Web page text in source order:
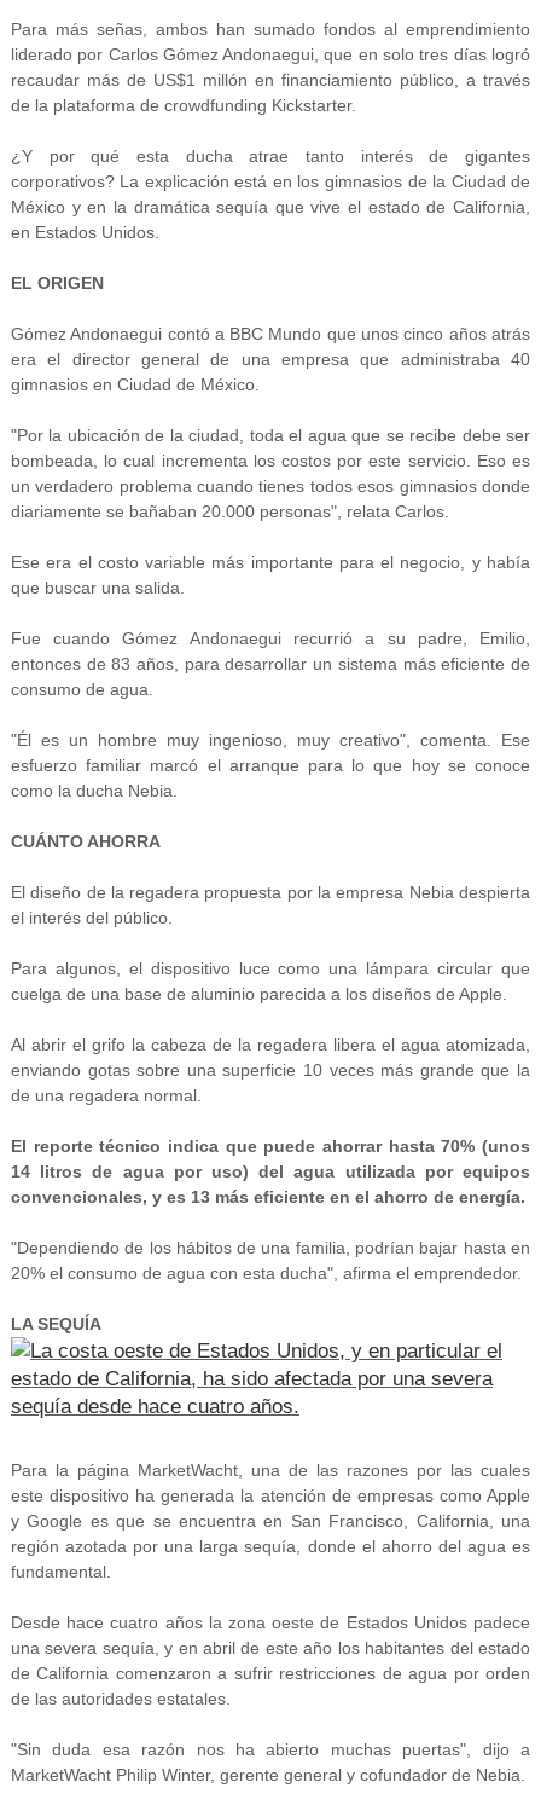
Para más señas, ambos han sumado fondos al emprendimiento
liderado por Carlos Gómez Andonaegui, que en solo tres días logró
recaudar más de US$1 millón en financiamiento público, a través
de la plataforma de crowdfunding Kickstarter.
¿Y por qué esta ducha atrae tanto interés de gigantes
corporativos? La explicación está en los gimnasios de la Ciudad de
México y en la dramática sequía que vive el estado de California,
en Estados Unidos.
EL ORIGEN
Gómez Andonaegui contó a BBC Mundo que unos cinco años atrás
era el director general de una empresa que administraba 40
gimnasios en Ciudad de México.
"Por la ubicación de la ciudad, toda el agua que se recibe debe ser
bombeada, lo cual incrementa los costos por este servicio. Eso es
un verdadero problema cuando tienes todos esos gimnasios donde
diariamente se bañaban 20.000 personas", relata Carlos.
Ese era el costo variable más importante para el negocio, y había
que buscar una salida.
Fue cuando Gómez Andonaegui recurrió a su padre, Emilio,
entonces de 83 años, para desarrollar un sistema más eficiente de
consumo de agua.
"Él es un hombre muy ingenioso, muy creativo", comenta. Ese
esfuerzo familiar marcó el arranque para lo que hoy se conoce
como la ducha Nebia.
CUÁNTO AHORRA
El diseño de la regadera propuesta por la empresa Nebia despierta
el interés del público.
Para algunos, el dispositivo luce como una lámpara circular que
cuelga de una base de aluminio parecida a los diseños de Apple.
Al abrir el grifo la cabeza de la regadera libera el agua atomizada,
enviando gotas sobre una superficie 10 veces más grande que la
de una regadera normal.
El reporte técnico indica que puede ahorrar hasta 70% (unos
14 litros de agua por uso) del agua utilizada por equipos
convencionales, y es 13 más eficiente en el ahorro de energía.
"Dependiendo de los hábitos de una familia, podrían bajar hasta en
20% el consumo de agua con esta ducha", afirma el emprendedor.
LA SEQUÍA
Para la página MarketWacht, una de las razones por las cuales
este dispositivo ha generada la atención de empresas como Apple
y Google es que se encuentra en San Francisco, California, una
región azotada por una larga sequía, donde el ahorro del agua es
fundamental.
Desde hace cuatro años la zona oeste de Estados Unidos padece
una severa sequía, y en abril de este año los habitantes del estado
de California comenzaron a sufrir restricciones de agua por orden
de las autoridades estatales.
"Sin duda esa razón nos ha abierto muchas puertas", dijo a
MarketWacht Philip Winter, gerente general y cofundador de Nebia.